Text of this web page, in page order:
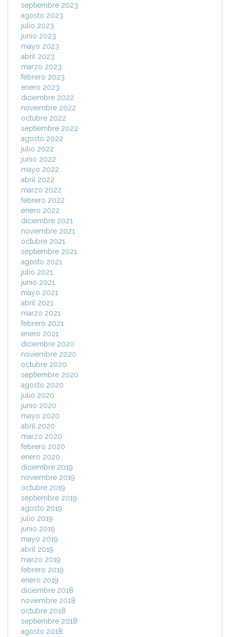
septiembre 2023
agosto 2023
julio 2023
junio 2023
mayo 2023
abril 2023
marzo 2023
febrero 2023
enero 2023
diciembre 2022
noviembre 2022
octubre 2022
septiembre 2022
agosto 2022
julio 2022
junio 2022
mayo 2022
abril 2022
marzo 2022
febrero 2022
enero 2022
diciembre 2021
noviembre 2021
octubre 2021
septiembre 2021
agosto 2021
julio 2021
junio 2021
mayo 2021
abril 2021
marzo 2021
febrero 2021
enero 2021
diciembre 2020
noviembre 2020
octubre 2020
septiembre 2020
agosto 2020
julio 2020
junio 2020
mayo 2020
abril 2020
marzo 2020
febrero 2020
enero 2020
diciembre 2019
noviembre 2019
octubre 2019
septiembre 2019
agosto 2019
julio 2019
junio 2019
mayo 2019
abril 2019
marzo 2019
febrero 2019
enero 2019
diciembre 2018
noviembre 2018
octubre 2018
septiembre 2018
agosto 2018